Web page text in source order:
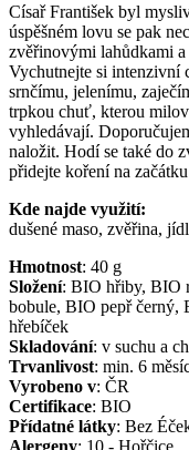
Císař František byl
úspěšném lovu se pak
zvěřinovými lahůdkami
Vychutnejte si intenzivní
srnčímu, jelenímu,
trpkou chuť, kterou
vyhledávají.
naložit. Hodí se také do
přidejte koření na
Kde najde využití:
dušené maso, zvěřina,
Hmotnost: 40 g
Složení: BIO hřiby, BIO
bobule, BIO pepř černý,
hřebíček
Skladování: v suchu a
Trvanlivost: min. 6
Vyrobeno v: ČR
Certifikace: BIO
Přídatné látky: Bez
Alergeny: 10 - Hořčice